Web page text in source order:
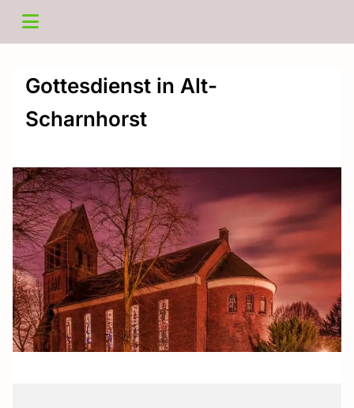
Gottesdienst in Alt-
Scharnhorst